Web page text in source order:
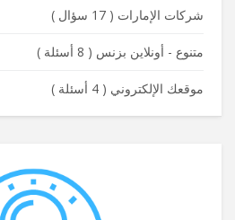
شركات الإمارات ( 17 سؤال )
متنوع - أونلاين بزنس ( 8 أسئلة )
موقعك الإلكتروني ( 4 أسئلة )